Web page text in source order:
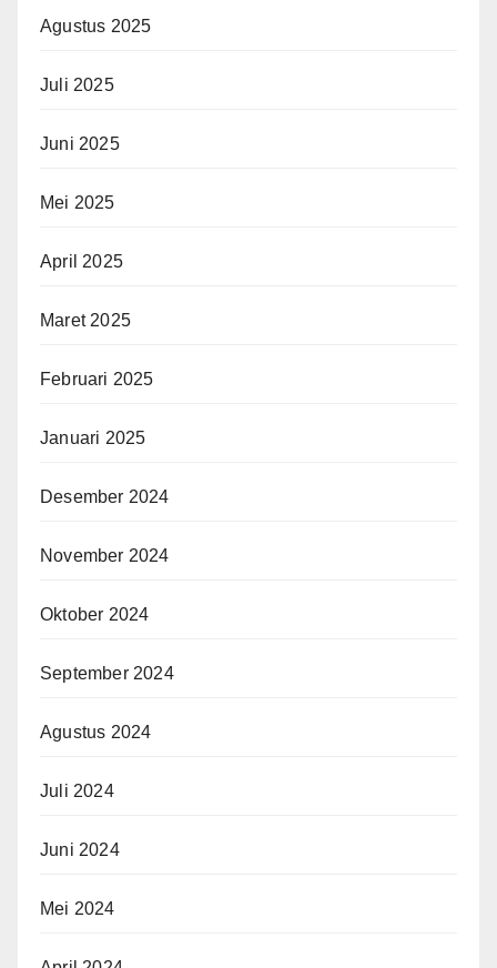
Agustus 2025
Juli 2025
Juni 2025
Mei 2025
April 2025
Maret 2025
Februari 2025
Januari 2025
Desember 2024
November 2024
Oktober 2024
September 2024
Agustus 2024
Juli 2024
Juni 2024
Mei 2024